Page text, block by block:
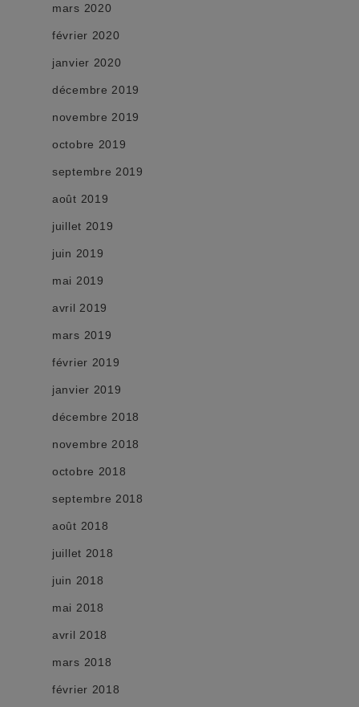
mars 2020
février 2020
janvier 2020
décembre 2019
novembre 2019
octobre 2019
septembre 2019
août 2019
juillet 2019
juin 2019
mai 2019
avril 2019
mars 2019
février 2019
janvier 2019
décembre 2018
novembre 2018
octobre 2018
septembre 2018
août 2018
juillet 2018
juin 2018
mai 2018
avril 2018
mars 2018
février 2018